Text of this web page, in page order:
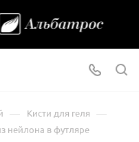
— Кисти для геля —
нейлона в футляре